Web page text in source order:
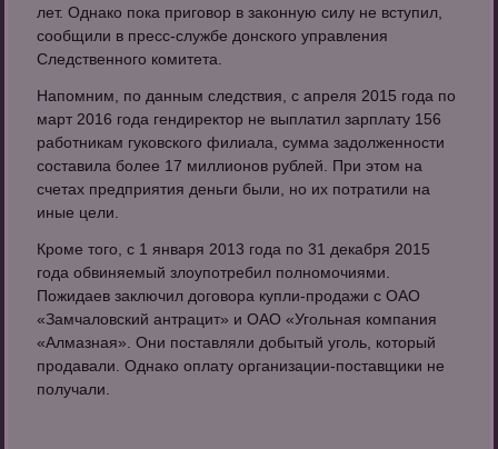
лет. Однако пока приговор в законную силу не вступил,
сообщили в пресс-службе донского управления
Следственного комитета.
Напомним, по данным следствия, с апреля 2015 года по
март 2016 года гендиректор не выплатил зарплату 156
работникам гуковского филиала, сумма задолженности
составила более 17 миллионов рублей. При этом на
счетах предприятия деньги были, но их потратили на
иные цели.
Кроме того, с 1 января 2013 года по 31 декабря 2015
года обвиняемый злоупотребил полномочиями.
Пожидаев заключил договора купли-продажи с ОАО
«Замчаловский антрацит» и ОАО «Угольная компания
«Алмазная». Они поставляли добытый уголь, который
продавали. Однако оплату организации-поставщики не
получали.